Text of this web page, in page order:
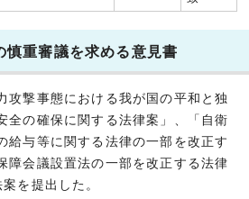
慎重審議を求める意見書
攻撃事態における我が国の平和と独
全の確保に関する法律案」、「自衛
給与等に関する法律の一部を改正す
障会議設置法の一部を改正する法律
を提出した。